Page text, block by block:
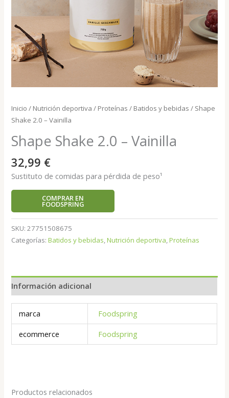
Inicio / Nutrición deportiva / Proteínas / Batidos y bebidas / Shape
Shake 2.0 – Vainilla
Shape Shake 2.0 – Vainilla
32,99 €
Sustituto de comidas para pérdida de peso¹
COMPRAR EN
FOODSPRING
SKU:27751508675
Categorías:Batidos y bebidas,Nutrición deportiva,Proteínas
Información adicional
marca
Foodspring
ecommerce
Foodspring
Productos relacionados